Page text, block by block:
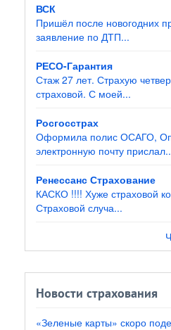
ВСК
Пришёл после новогодних
заявление по ДТП...
РЕСО-Гарантия
Стаж 27 лет. Страхую
страховой. С моей...
Росгосстрах
Оформила полис ОСАГО,
электронную почту
Ренессанс Страхование
КАСКО !!!! Хуже страховой
Страховой случа...
Новости страхования
«Зеленые карты» скоро